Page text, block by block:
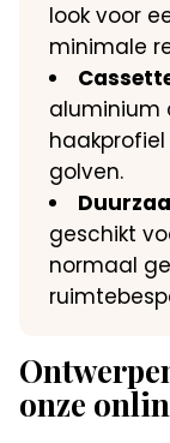
look voor
minimale
aluminium
golven.
geschikt
normaal
onze